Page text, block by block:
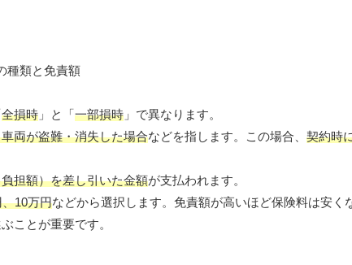
全損時 」と「一部損時 」で異なります。
両が盗難・消失した場合などを指します。この場合、 契約時
担額）を差し引いた金額が支払われます。
10万円などから選択します。免責額が高いほど保険料は安く
ことが重要です。